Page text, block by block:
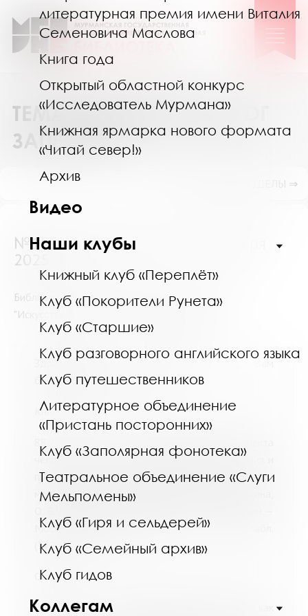
литературная премия имени Виталия
Семеновича Маслова
Книга года
Открытый областной конкурс
«Исследователь Мурмана»
Книжная ярмарка нового формата
«Читай север!»
Архив
Видео
Наши клубы
Книжный клуб «Переплёт»
Клуб «Покорители Рунета»
Клуб «Старшие»
Клуб разговорного английского языка
Клуб путешественников
Литературное объединение
«Пристань посторонних»
Клуб «Заполярная фонотека»
Театральное объединение «Слуги
Мельпомены»
Клуб «Гиря и сельдерей»
Клуб «Семейный архив»
Клуб гидов
Коллегам
ТЕМАТИЧЕСКИЙ КАТАЛОГ
ЗАПРОСОВ
№15966 (Мурманск) от 18 октября
2025
Библиографический список литературы по теме
"Искусственный интеллект в образовании"
Здравствуйте. Предлагаем Вам
библиографический список:
Книги
88.251.31-70; О-13 Об интеграции интеллекта
человека и искусственного интеллекта: теория и
применение в науке, образовании и бизнесе :
монография / М. П. Фархадов, Ю. В. Таратухина,
Москва : РУСАЙНС, 2023. – 171 с. : ил., табл.
(1826927 - ХР)
Статьи
Голяев, С. С. Искусственный интеллект как
ПОКАЗАТЬ ПОДРАЗДЕЛЫ ⇒